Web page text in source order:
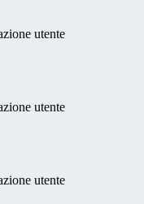
utente
utente
utente